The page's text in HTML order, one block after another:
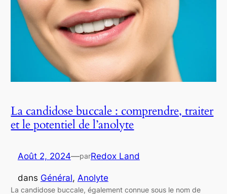
La candidose buccale : comprendre, traiter
et le potentiel de l’anolyte
Août 2, 2024—parRedox Land
dans Général, Anolyte
La candidose buccale, également connue sous le nom de